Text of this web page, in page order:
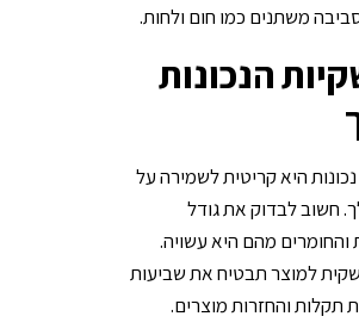
משתנים כמו חום ולחות.
הנכונות
נכונות היא קריטית לשמירה על
חשוב לבדוק את גודל
והחומרים מהם היא עשויה.
למוצר תבטיח את שביעות
תקלות והחזרות מוצרים.